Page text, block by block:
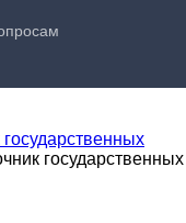
государственных